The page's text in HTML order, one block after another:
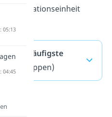
Translationseinheit
— häufigste
(ausklappen)
05:13
04:45